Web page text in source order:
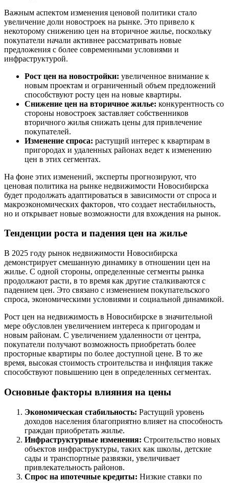
Важным аспектом изменения ценовой политики стало
увеличение доли новостроек на рынке. Это привело к
некоторому снижению цен на вторичное жилье, поскольку
покупатели начали активнее рассматривать новые
предложения с более современными условиями и
инфраструктурой.
Рост цен на новостройки: увеличенное внимание к
новым проектам и ограниченный объем предложений
способствуют росту цен на новые квартиры.
Снижение цен на вторичное жилье: конкурентность со
стороны новостроек заставляет собственников
вторичного жилья снижать цены для привлечение
покупателей.
Изменение спроса: растущий интерес к квартирам в
пригородах и удаленных районах ведет к изменению
цен в этих сегментах.
На фоне этих изменений, эксперты прогнозируют, что
ценовая политика на рынке недвижимости Новосибирска
будет продолжать адаптироваться в зависимости от спроса и
макроэкономических факторов, что создает нестабильность,
но и открывает новые возможности для вхождения на рынок.
Тенденции роста и падения цен на жилье
В 2025 году рынок недвижимости Новосибирска
демонстрирует смешанную динамику в отношении цен на
жилье. С одной стороны, определенные сегменты рынка
продолжают расти, в то время как другие сталкиваются с
падением цен. Это связано с изменением покупательского
спроса, экономическими условиями и социальной динамикой.
Рост цен на недвижимость в Новосибирске в значительной
мере обусловлен увеличением интереса к пригородам и
новым районам. С увеличением удаленности от центра,
покупатели получают возможность приобретать более
просторные квартиры по более доступной цене. В то же
время, высокая стоимость строительства и инфляция также
способствуют повышению цен в определенных сегментах.
Основные факторы влияния на цены
Экономическая стабильность: Растущий уровень
доходов населения благоприятно влияет на способность
граждан приобретать жилье.
Инфраструктурные изменения: Строительство новых
объектов инфраструктуры, таких как школы, детские
сады и транспортные развязки, увеличивает
привлекательность районов.
Спрос на ипотечные кредиты: Низкие ставки по